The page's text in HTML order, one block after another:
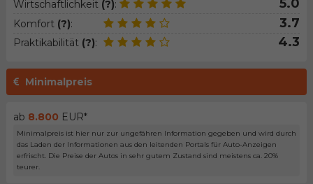
Wirtschaftlichkeit (?): 5.0
Komfort (?): 3.7
Praktikabilität (?): 4.3
Minimalpreis
ab 8.800 EUR*
Minimalpreis ist hier nur zur ungefähren Information gegeben und wird durch
das Laden der Informationen aus den leitenden Portals für Auto-Anzeigen
erfrischt. Die Preise der Autos in sehr gutem Zustand sind meistens ca. 20%
teurer.